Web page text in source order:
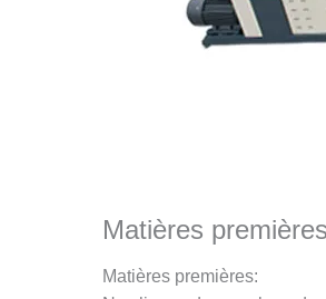
Matières
Matières premières: